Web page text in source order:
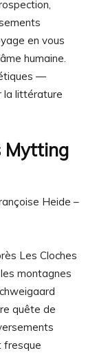
en vous
humaine.
—
la littérature
Mytting
Heide –
Les Cloches
montagnes
quête de
fresque